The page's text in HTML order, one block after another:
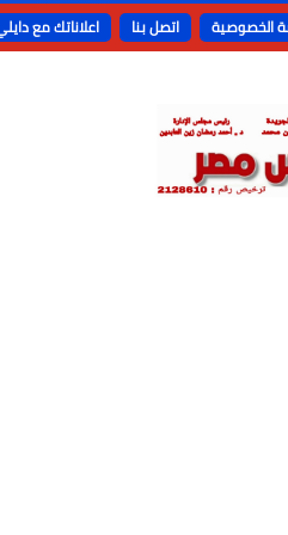
الخصوصية اتصل بنا اعلاناتك مع